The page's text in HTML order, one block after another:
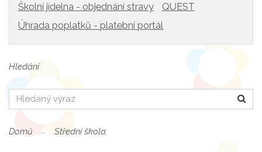
Školní jídelna - objednání stravy
QUEST
Úhrada poplatků - platební portál
Hledání
Hledat
Domů Střední škola